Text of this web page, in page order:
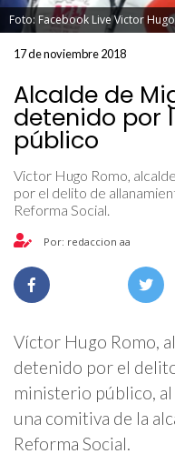
Foto: Facebook Live Victor
17 de noviembre 2018
Alcalde de
detenido por
público
Victor Hugo Romo,
por el delito de
Reforma Social.
Por: redaccion aa
Víctor Hugo Romo,
detenido por el
ministerio público,
una comitiva de la
Reforma Social.